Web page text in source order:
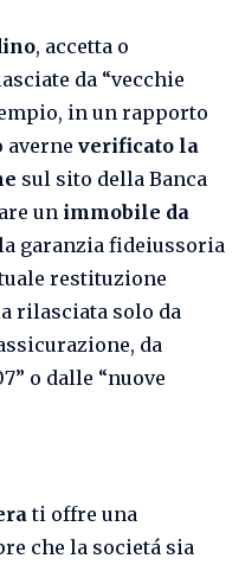
, accetta o
da “vecchie
in un rapporto
averne verificato la
sul sito della Banca
un immobile da
garanzia fideiussoria
restituzione
rilasciata solo da
da
o dalle “nuove
ti offre una
che la societá sia